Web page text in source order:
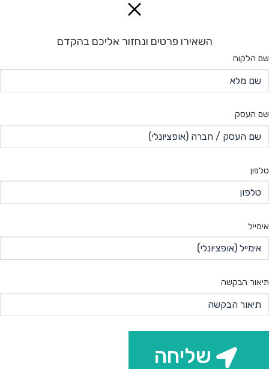
השאירו פרטים ונחזור אליכם בהקדם
שם הלקוח
שם העסק
טלפון
אימייל
תיאור הבקשה
שליחה